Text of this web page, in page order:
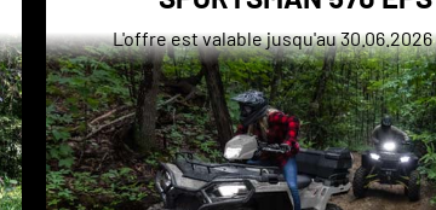
L'offre est valable jusqu'au 30.06.2026